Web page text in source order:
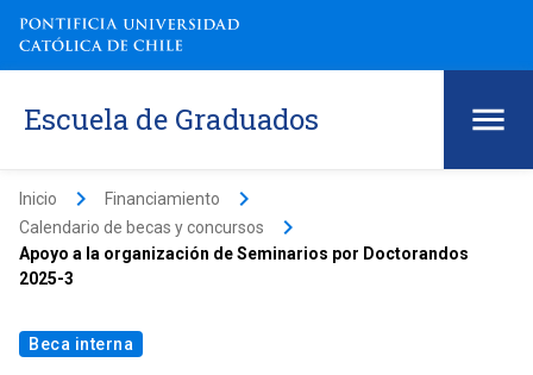
Escuela de Graduados
Inicio keyboard_arrow_right Financiamiento keyboard_arrow_right
Calendario de becas y concursos keyboard_arrow_right
Apoyo a la organización de Seminarios por Doctorandos
2025-3
Beca interna